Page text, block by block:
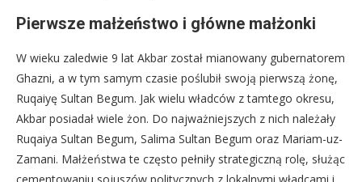
Pierwsze małżeństwo i główne małżonki
W wieku zaledwie 9 lat Akbar został mianowany gubernatorem
Ghazni, a w tym samym czasie poślubił swoją pierwszą żonę,
Ruqaiyę Sultan Begum. Jak wielu władców z tamtego okresu,
Akbar posiadał wiele żon. Do najważniejszych z nich należały
Ruqaiya Sultan Begum, Salima Sultan Begum oraz Mariam-uz-
Zamani. Małżeństwa te często pełniły strategiczną rolę, służąc